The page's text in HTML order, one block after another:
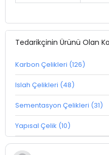
Tedarikçinin Ürünü Olan
Karbon Çelikleri (126)
Islah Çelikleri (48)
Sementasyon Çelikleri (31)
Yapısal Çelik (10)